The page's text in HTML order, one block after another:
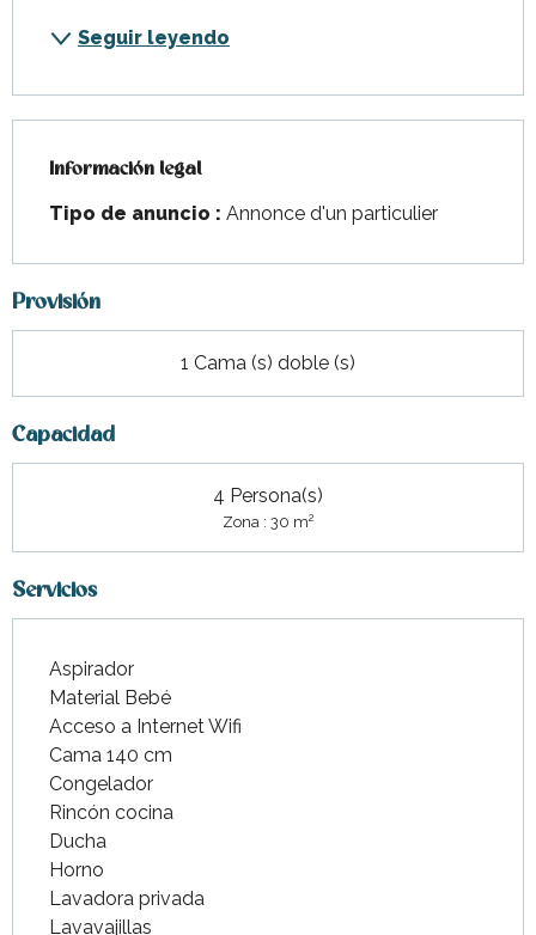
Seguir leyendo
Información legal
Información legal
Tipo de anuncio : Annonce d'un particulier
Provisión
1 Cama (s) doble (s)
Capacidad
4 Persona(s)
Zona : 30 m2
Servicios
Aspirador
Material Bebé
Acceso a Internet Wifi
Cama 140 cm
Congelador
Rincón cocina
Ducha
Horno
Lavadora privada
Lavavajillas